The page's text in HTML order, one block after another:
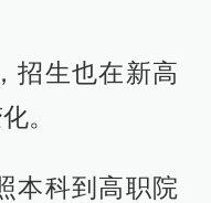
招生也在新高
。
本科到高职院